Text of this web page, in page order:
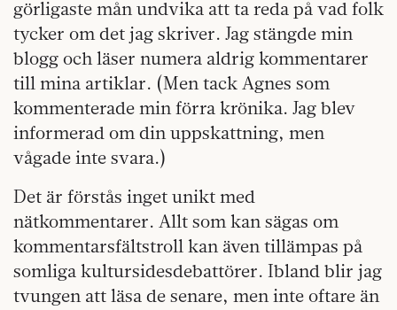
görligaste mån undvika att ta reda på vad folk
tycker om det jag skriver. Jag stängde min
blogg och läser numera aldrig kommentarer
till mina artiklar. (Men tack Agnes som
kommenterade min förra krönika. Jag blev
informerad om din uppskattning, men
vågade inte svara.)
Det är förstås inget unikt med
nätkommentarer. Allt som kan sägas om
kommentarsfältstroll kan även tillämpas på
somliga kultursidesdebattörer. Ibland blir jag
tvungen att läsa de senare, men inte oftare än